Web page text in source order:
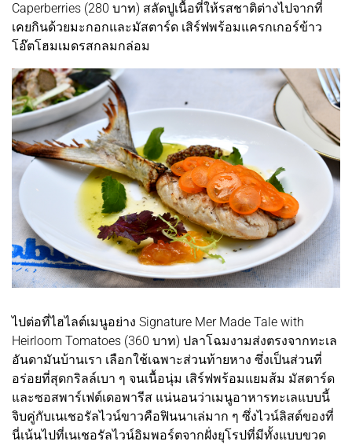
Caperberries (280 บาท) สลัดปูเนื้อที่ให้รสชาติต่างไปจากที่
เคยกินด้วยมะกอกและมัสตาร์ด เสิร์ฟพร้อมแครกเกอร์ข้าว
โอ๊ตโฮมเมดรสกลมกล่อม
ไปต่อที่ไฮไลต์เมนูอย่าง Signature Mer Made Tale with
Heirloom Tomatoes (360 บาท) ปลาโฉมงามส่งตรงจากทะเล
อันดามันบ้านเรา เลือกใช้เฉพาะส่วนท้ายหาง ซึ่งเป็นส่วนที่
อร่อยที่สุดกริลล์เบา ๆ จนเนื้อนุ่ม เสิร์ฟพร้อมแยมส้ม มัสตาร์ด
และซอสพาร์เฟต์เดอพารีส แน่นอนว่าเมนูอาหารทะเลแบบนี้
จิบคู่กับเนเชอรัลไวน์ขาวคือฟินนาเล่มาก ๆ ซึ่งไวน์ลิสต์ของที่
นี่เน้นไปที่เนเชอรัลไวน์อิมพอร์ตจากฝั่งยุโรปที่มีทั้งแบบขวด